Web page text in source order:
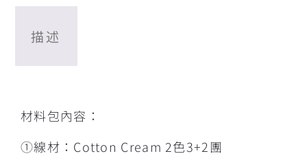
描述
材料包內容：
①線材：Cotton Cream 2色3+2團